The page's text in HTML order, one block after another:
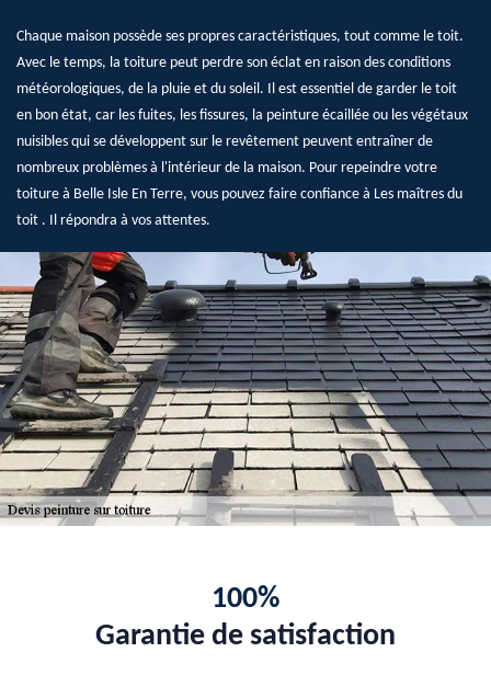
Chaque maison possède ses propres caractéristiques, tout comme le toit.
Avec le temps, la toiture peut perdre son éclat en raison des conditions
météorologiques, de la pluie et du soleil. Il est essentiel de garder le toit
en bon état, car les fuites, les fissures, la peinture écaillée ou les végétaux
nuisibles qui se développent sur le revêtement peuvent entraîner de
nombreux problèmes à l'intérieur de la maison. Pour repeindre votre
toiture à Belle Isle En Terre, vous pouvez faire confiance à Les maîtres du
toit . Il répondra à vos attentes.
100%
Garantie de satisfaction